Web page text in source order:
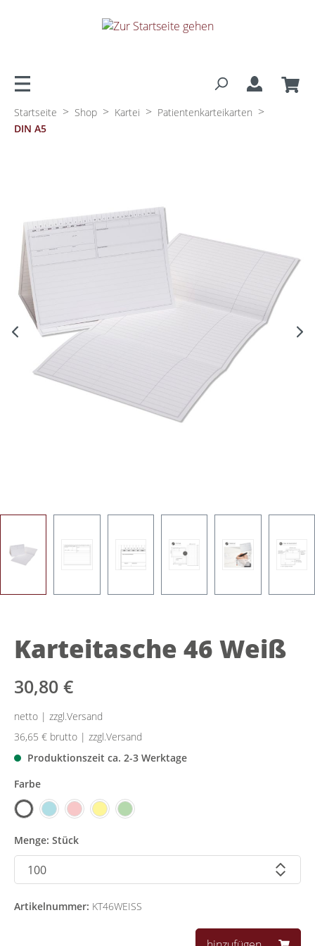
Startseite > Shop > Kartei > Patientenkarteikarten >
DIN A5
Karteitasche 46 Weiß
30,80 €
netto | zzgl.Versand
36,65 € brutto | zzgl.Versand
Produktionszeit ca. 2-3 Werktage
Farbe
Menge: Stück
Artikelnummer: KT46WEISS